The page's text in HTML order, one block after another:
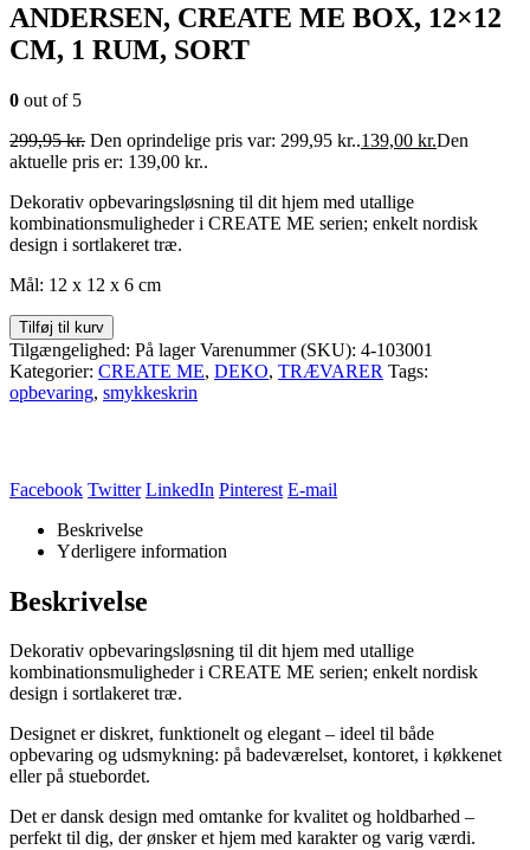
ANDERSEN, CREATE ME BOX, 12×12
CM, 1 RUM, SORT
0 out of 5
299,95kr. Den oprindelige pris var: 299,95 kr..139,00 kr.Den
aktuelle pris er: 139,00 kr..
Dekorativ opbevaringsløsning til dit hjem med utallige
kombinationsmuligheder i CREATE ME serien; enkelt nordisk
design i sortlakeret træ.
Mål: 12 x 12 x 6 cm
Tilføj til kurv
Tilgængelighed: På lager Varenummer (SKU): 4-103001
Kategorier: CREATE ME, DEKO, TRÆVARER Tags:
opbevaring, smykkeskrin
Facebook Twitter LinkedIn Pinterest E-mail
Beskrivelse
Yderligere information
Beskrivelse
Dekorativ opbevaringsløsning til dit hjem med utallige
kombinationsmuligheder i CREATE ME serien; enkelt nordisk
design i sortlakeret træ.
Designet er diskret, funktionelt og elegant – ideel til både
opbevaring og udsmykning: på badeværelset, kontoret, i køkkenet
eller på stuebordet.
Det er dansk design med omtanke for kvalitet og holdbarhed –
perfekt til dig, der ønsker et hjem med karakter og varig værdi.